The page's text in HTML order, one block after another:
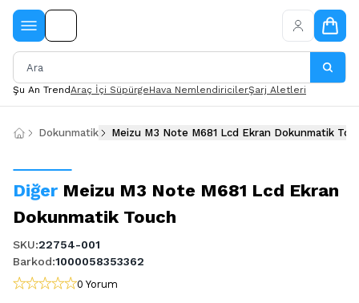
Şu An TrendAraç İçi SüpürgeHava NemlendiricilerŞarj Aletleri
Dokunmatik Meizu M3 Note M681 Lcd Ekran Dokunmatik
Diğer Meizu M3 Note M681 Lcd Ekran
Dokunmatik Touch
SKU:22754-001
Barkod:1000058353362
0 Yorum